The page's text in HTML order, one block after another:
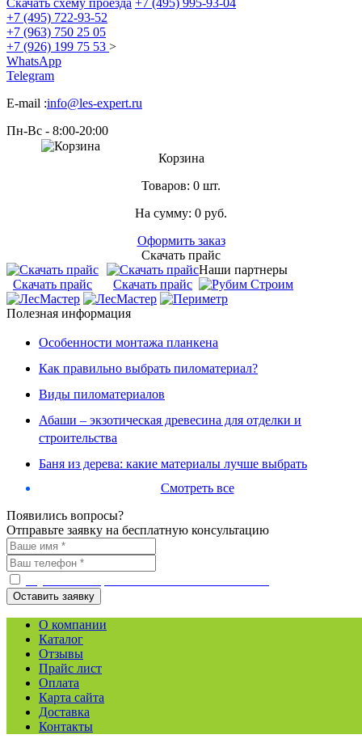
+7 (495) 722-93-52
+7 (963) 750 25 05
+7 (926) 199 75 53 >
WhatsApp
Telegram
E-mail :info@les-expert.ru
Пн-Вс - 8:00-20:00
Корзина
Товаров: 0 шт.
На сумму: 0 руб.
Оформить заказ
Скачать прайс
Скачать прайс Скачать прайс
Наши партнеры
Полезная информация
Особенности монтажа планкена
Как правильно выбрать пиломатериал?
Виды пиломатериалов
Абаши – экзотическая древесина для отделки и
строительства
Баня из дерева: какие материалы лучше выбрать
Смотреть все
Появились вопросы?
Отправьте заявку на бесплатную консультацию
О компании
Каталог
Отзывы
Прайс лист
Оплата
Карта сайта
Доставка
Контакты